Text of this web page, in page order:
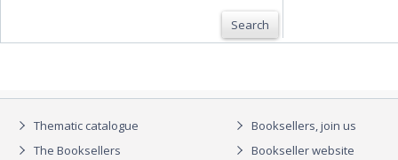
Search
Thematic catalogue
The Booksellers
Booksellers, join us
Bookseller website